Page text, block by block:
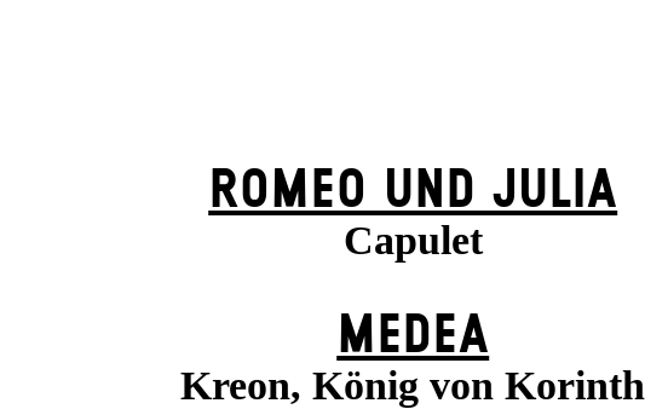
ROMEO UND JULIA
Capulet
MEDEA
Kreon, König von Korinth